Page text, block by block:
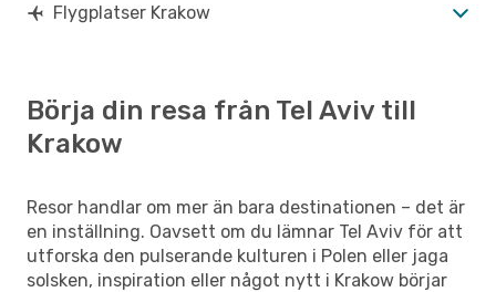
Flygplatser Krakow
Börja din resa från Tel Aviv till
Krakow
Resor handlar om mer än bara destinationen – det är
en inställning. Oavsett om du lämnar Tel Aviv för att
utforska den pulserande kulturen i Polen eller jaga
solsken, inspiration eller något nytt i Krakow börjar